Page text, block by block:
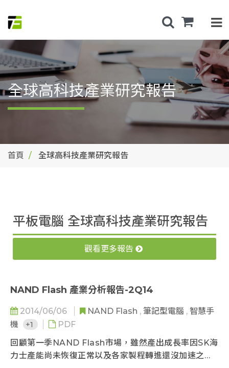
全球高科技產業研究報告
首頁 全球高科技產業研究報告
平板電腦 全球高科技產業研究報告
觀看更多報告
NAND Flash 產業分析報告-2Q14
2014/06/06 NAND Flash , 筆記型電腦 , 智慧手
機
+1
PDF
回顧第一季NAND Flash市場，雖然產出成長率因SK海
力士產能尚未恢復正常以及各家製程轉進還沒加速之